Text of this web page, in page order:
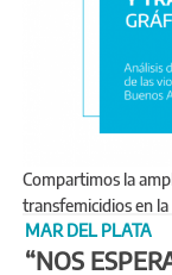
Compartimos la ampliación del informe “Femicidios, travesticidios y
transfemicidios en
MAR DEL PLATA
“NOS